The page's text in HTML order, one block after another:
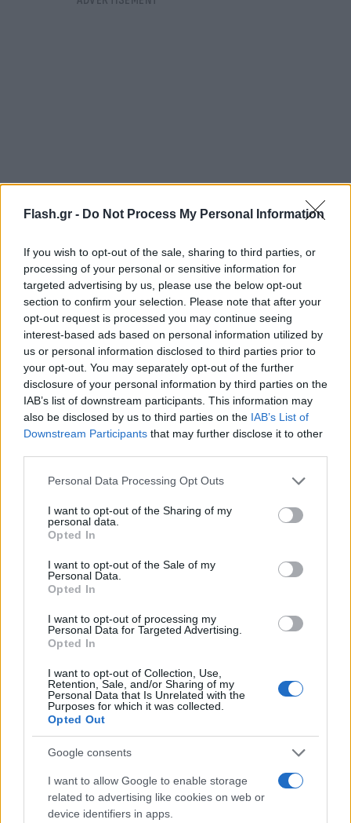
Flash.gr - Do Not Process My Personal Information
If you wish to opt-out of the sale, sharing to third parties, or
processing of your personal or sensitive information for
targeted advertising by us, please use the below opt-out
section to confirm your selection. Please note that after your
opt-out request is processed you may continue seeing
interest-based ads based on personal information utilized by
us or personal information disclosed to third parties prior to
your opt-out. You may separately opt-out of the further
disclosure of your personal information by third parties on the
IAB’s list of downstream participants. This information may
also be disclosed by us to third parties on the IAB’s List of
Downstream Participants that may further disclose it to other
Please note that this website/app uses one or more Google
not limited to your visit or usage behaviour. You may click to
grant or deny consent to Google and its third-party tags to
use your data for below specified purposes in below Google
consent section.
Personal Data Processing Opt Outs
I want to opt-out of the Sharing of my
personal data.
Opted In
I want to opt-out of the Sale of my
Personal Data.
Opted In
I want to opt-out of processing my
Personal Data for Targeted Advertising.
Opted In
I want to opt-out of Collection, Use,
Retention, Sale, and/or Sharing of my
Personal Data that Is Unrelated with the
Purposes for which it was collected.
Opted Out
Google consents
I want to allow Google to enable storage
related to advertising like cookies on web or
device identifiers in apps.
Φωτιά στην Πεντέλη: Πού έχει διακοπεί η
κυκλοφορία
Σύμφωνα με ενημέρωση της ΕΛ.ΑΣ., υπάρχει
διακοπή κυκλοφορίας σε μερικούς δρόμους της
περιοχής και αφορά τους παρακάτω: